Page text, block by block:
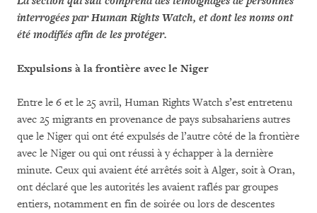
interrogées par Human Rights Watch, et dont les noms ont
été modifiés afin de les protéger.
Expulsions à la frontière avec le Niger
Entre le 6 et le 25 avril, Human Rights Watch s’est entretenu
avec 25 migrants en provenance de pays subsahariens autres
que le Niger qui ont été expulsés de l’autre côté de la frontière
avec le Niger ou qui ont réussi à y échapper à la dernière
minute. Ceux qui avaient été arrêtés soit à Alger, soit à Oran,
ont déclaré que les autorités les avaient raflés par groupes
entiers, notamment en fin de soirée ou lors de descentes